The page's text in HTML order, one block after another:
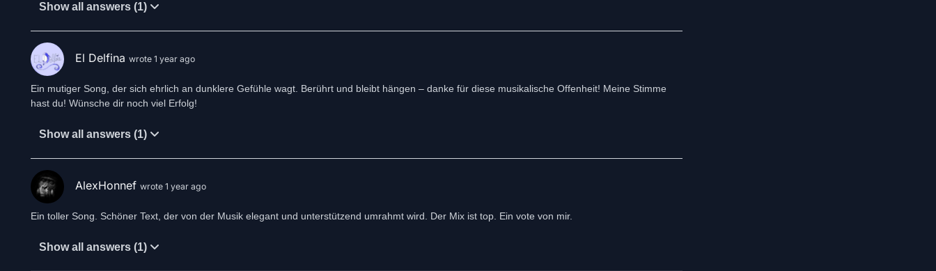
Show all answers (1)
El Delfina wrote 1 year ago
Ein mutiger Song, der sich ehrlich an dunklere Gefühle wagt. Berührt und bleibt hängen – danke für diese musikalische Offenheit! Meine Stimme
hast du! Wünsche dir noch viel Erfolg!
Show all answers (1)
AlexHonnef wrote 1 year ago
Ein toller Song. Schöner Text, der von der Musik elegant und unterstützend umrahmt wird. Der Mix ist top. Ein vote von mir.
Show all answers (1)